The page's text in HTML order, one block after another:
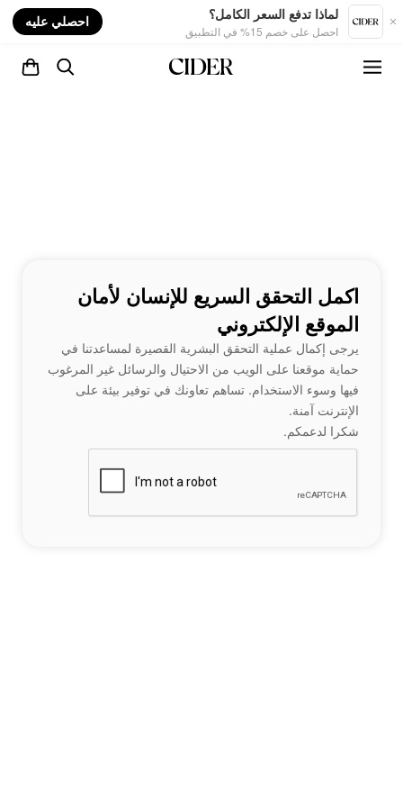
لماذا تدفع السعر الكامل؟
احصل على خصم 15% في التطبيق
احصلي عليه
اكمل التحقق السريع للإنسان لأمان
الموقع الإلكتروني
يرجى إكمال عملية التحقق البشرية القصيرة لمساعدتنا في
حماية موقعنا على الويب من الاحتيال والرسائل غير المرغوب
فيها وسوء الاستخدام. تساهم تعاونك في توفير بيئة على
الإنترنت آمنة.
شكرا لدعمكم.